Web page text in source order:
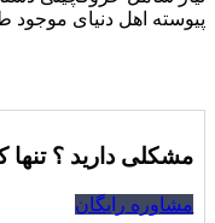
پیوسته اهل دنیای موجود
مشکلی دارید ؟ تنها
مشاوره رایگان